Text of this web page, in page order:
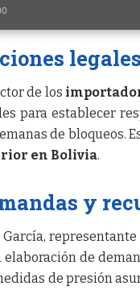
de los
para establecer
de bloqueos.
en Bolivia.
y
García,
elaboración de
de presión